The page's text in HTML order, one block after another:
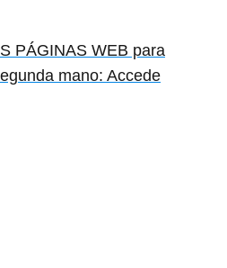
PÁGINAS WEB para
mano: Accede